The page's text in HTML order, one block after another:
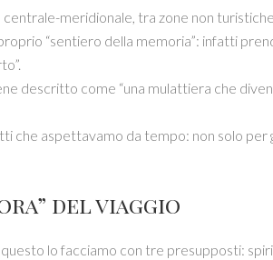
centrale-meridionale, tra zone non
“sentiero della memoria”: infatti
descritto come “una mulattiera che
che aspettavamo da tempo: non solo
del viaggio
lo facciamo con tre presupposti: